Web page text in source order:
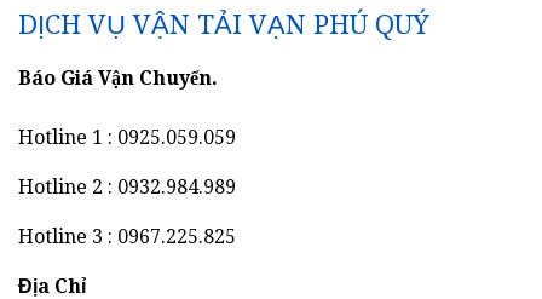
DỊCH VỤ VẬN TẢI VẠN PHÚ QUÝ
Báo Giá Vận Chuyển.
Hotline 1 : 0925.059.059
Hotline 2 : 0932.984.989
Hotline 3 : 0967.225.825
Địa Chỉ